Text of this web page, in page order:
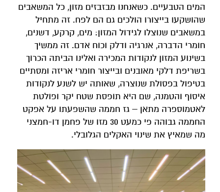
המים הטבעיים. כשאנחנו מבזבזים מזון, כל המשאבים
שהושקעו בייצורו הולכים גם הם לפח. זה מתחיל
במשאבים שנוצלו לגידול המזון: מים, קרקע, דשנים,
חומרי הדברה, אנרגיה ודלק וכוח אדם. זה ממשיך
בשינוע המזון לנקודות המכירה ואלינו הביתה הכרוך
בשריפת דלקי מאובנים ובייצור חומרי אריזה ומסתיים
בטיפול בפסולת שנוצרה, שאותה יש לשנע לנקודות
איסוף והטמנה, שם היא תופסת שטח יקר ופולטת
לאטמוספרה מתאן – גז חממה שהשפעתו על אפקט
החממה גבוהה פי כמעט 30 מזו של פחמן דו-חמצני
מה שמאיץ את שינוי האקלים הגלובלי.